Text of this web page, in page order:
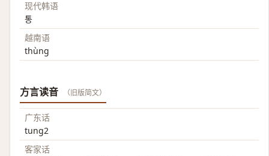
现代韩语
통
越南语
thùng
方言读音 （旧版简文）
广东话
tung2
客家话